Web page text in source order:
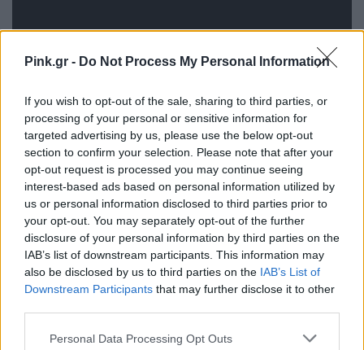
Pink.gr - Do Not Process My Personal Information
If you wish to opt-out of the sale, sharing to third parties, or
processing of your personal or sensitive information for
targeted advertising by us, please use the below opt-out
section to confirm your selection. Please note that after your
opt-out request is processed you may continue seeing
interest-based ads based on personal information utilized by
us or personal information disclosed to third parties prior to
your opt-out. You may separately opt-out of the further
disclosure of your personal information by third parties on the
IAB’s list of downstream participants. This information may
also be disclosed by us to third parties on the IAB’s List of
Downstream Participants that may further disclose it to other
Personal Data Processing Opt Outs